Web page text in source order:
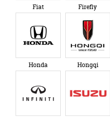
Fiat Firefly
Honda Hongqi